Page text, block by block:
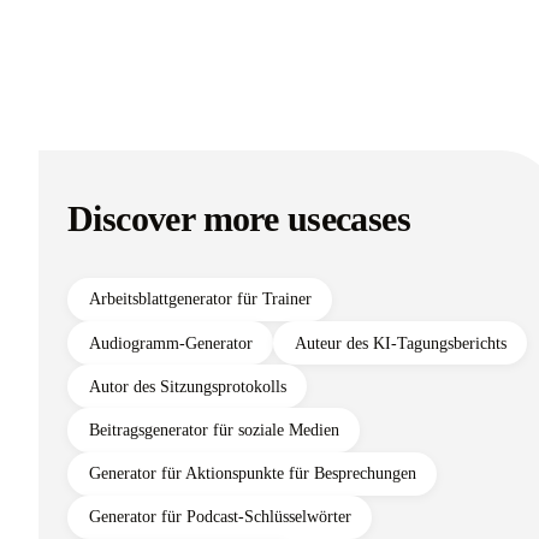
Discover more usecases
Arbeitsblattgenerator für Trainer
Audiogramm-Generator Auteur des KI-Tagungsberichts
Autor des Sitzungsprotokolls
Beitragsgenerator für soziale Medien
Generator für Aktionspunkte für Besprechungen
Generator für Podcast-Schlüsselwörter